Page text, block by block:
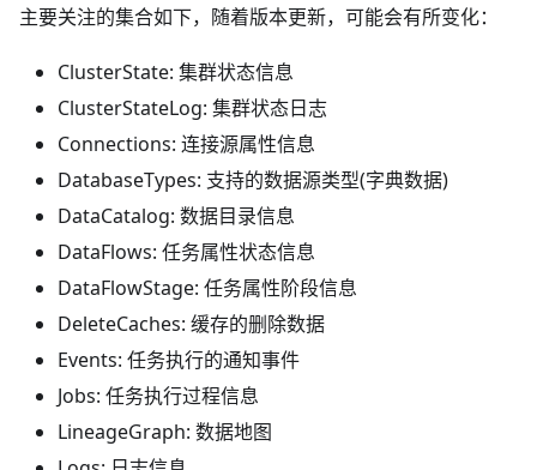
主要关注的集合如下，随着版本更新，可能会有所变化：
ClusterState: 集群状态信息
ClusterStateLog: 集群状态日志
Connections: 连接源属性信息
DatabaseTypes: 支持的数据源类型(字典数据)
DataCatalog: 数据目录信息
DataFlows: 任务属性状态信息
DataFlowStage: 任务属性阶段信息
DeleteCaches: 缓存的删除数据
Events: 任务执行的通知事件
Jobs: 任务执行过程信息
LineageGraph: 数据地图